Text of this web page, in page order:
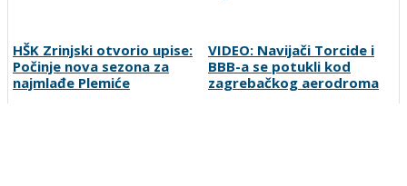
HŠK Zrinjski otvorio upise:
Počinje nova sezona za
najmlađe Plemiće
VIDEO: Navijači Torcide i
BBB-a se potukli kod
zagrebačkog aerodroma